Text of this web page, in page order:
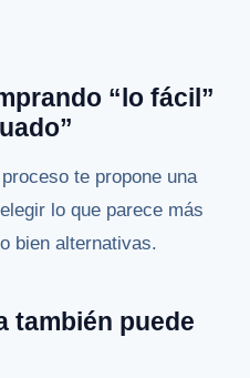
“lo fácil”
te propone una
lo que parece más
bien alternativas.
también puede